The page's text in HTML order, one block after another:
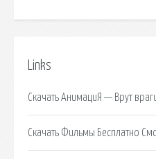
Links
Скачать АнимациЯ — Врут
Скачать Фильмы Бесплатно